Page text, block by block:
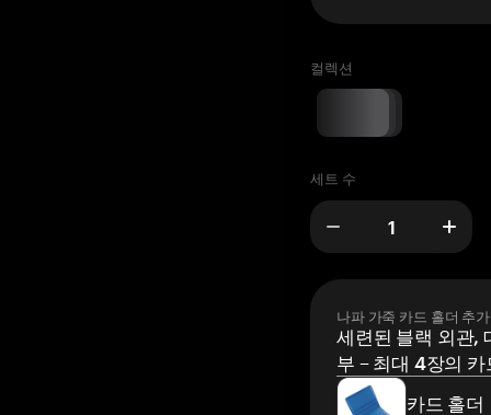
컬렉션
세트 수
나파 가죽 카드 홀더 추가
세련된 블랙 외관,
부 – 최대 4장의
카드 홀더